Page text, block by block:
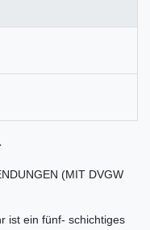
(MIT DVGW
ist ein fünf- schichtiges